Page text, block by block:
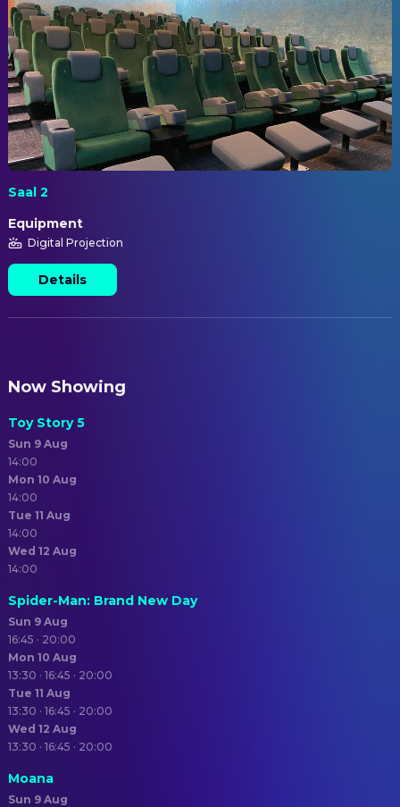
Saal 2
Equipment
Digital Projection
Details
Now Showing
Toy Story 5
Sun 9 Aug
14:00
Mon 10 Aug
14:00
Tue 11 Aug
14:00
Wed 12 Aug
14:00
Spider-Man: Brand New Day
Sun 9 Aug
16:45 · 20:00
Mon 10 Aug
13:30 · 16:45 · 20:00
Tue 11 Aug
13:30 · 16:45 · 20:00
Wed 12 Aug
13:30 · 16:45 · 20:00
Moana
Sun 9 Aug